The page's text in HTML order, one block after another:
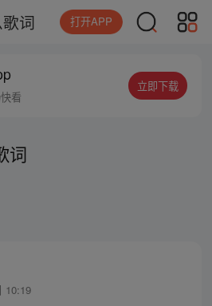
词 打开APP
看
立即下载
词
10:19